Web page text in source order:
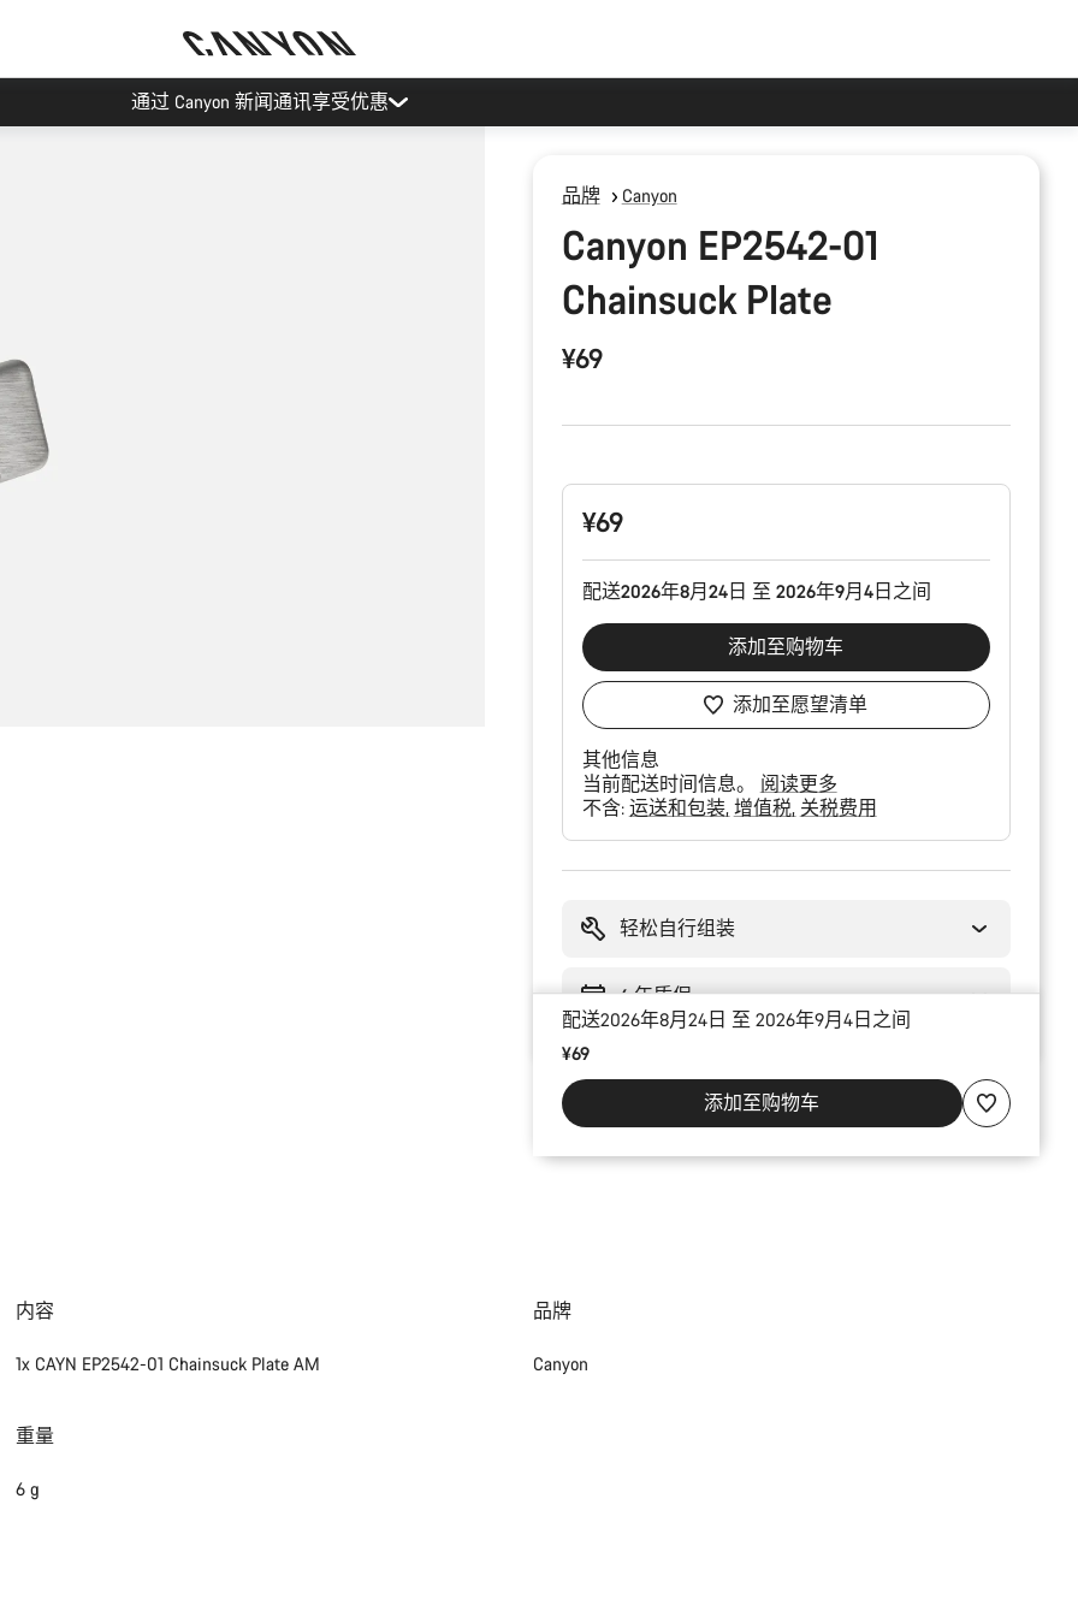
通过 Canyon 新闻通讯享受优惠
品牌 Canyon
Canyon EP2542-01
Chainsuck Plate
¥69
配
¥69
配送2026年8月24日 至 2026年9月4日之间
添加至购物车
添加至愿望清单
其他信息
当前配送时间信息。 阅读更多
不含: 运送和包装 增值税 关税费用
轻松自行组装
6 年质保
配送2026年8月24日 至 2026年9月4日之间
¥69
添加至购物车
内容
1x CAYN EP2542-01 Chainsuck Plate AM
品牌
Canyon
重量
6 g